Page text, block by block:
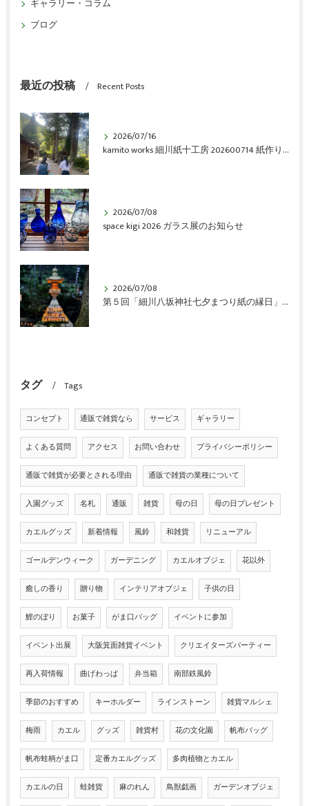
ギャラリー・コラム
ブログ
最近の投稿 Recent Posts
2026/07/16
kamito works 細川紙十工房 202600714 紙作り体験会 vol.6 アルバム
2026/07/08
space kigi 2026 ガラス展のお知らせ
2026/07/08
第５回「細川八坂神社七夕まつり紙の縁日」開催のご報告
タグ Tags
コンセプト 通販で雑貨なら サービス ギャラリー
よくある質問 アクセス お問い合わせ プライバシーポリシー
通販で雑貨が必要とされる理由 通販で雑貨の業種について
入園グッズ 名札 通販 雑貨 母の日 母の日プレゼント
カエルグッズ 新着情報 風鈴 和雑貨 リニューアル
ゴールデンウィーク ガーデニング カエルオブジェ 花以外
癒しの香り 贈り物 インテリアオブジェ 子供の日
鯉のぼり お菓子 がま口バッグ イベントに参加
イベント出展 大阪箕面雑貨イベント クリエイターズパーティー
再入荷情報 曲げわっぱ 弁当箱 南部鉄風鈴
季節のおすすめ キーホルダー ラインストーン 雑貨マルシェ
梅雨 カエル グッズ 雑貨村 花の文化園 帆布バッグ
帆布蛙柄がま口 定番カエルグッズ 多肉植物とカエル
カエルの日 蛙雑貨 麻のれん 鳥獣戯画 ガーデンオブジェ